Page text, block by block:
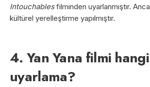
Intouchablesfilminden uyarlanmıştır.
kültürel yerelleştirme yapılmıştır.
4. Yan Yana filmi
uyarlama?